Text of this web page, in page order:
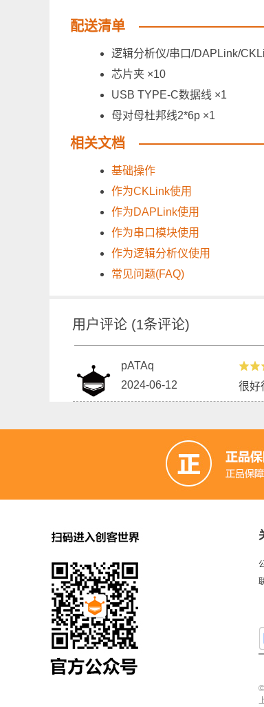
配送清单
逻辑分析仪/串口/DAPLink/
芯片夹 ×10
USB TYPE-C数据线 ×1
母对母杜邦线2*6p ×1
相关文档
基础操作
作为CKLink使用
作为DAPLink使用
作为串口模块使用
作为逻辑分析仪使用
常见问题(FAQ)
用户评论 (1条评论)
pATAq
2024-06-12
很好